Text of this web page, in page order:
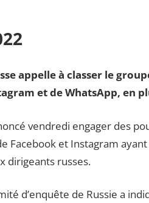
appelle à classer le
et de WhatsApp, en
vendredi engager des
Facebook et Instagram
dirigeants russes.
d’enquête de Russie a